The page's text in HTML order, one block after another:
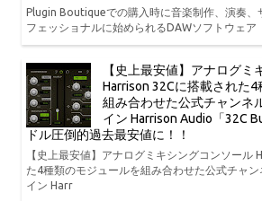
Plugin Boutiqueでの購入時に音楽制作、演奏、
フェッショナルに始められるDAWソフトウェ
【史上最安値】アナログミ
Harrison 32Cに搭載された
組み合わせた公式チャンネ
イン Harrison Audio「32C
ドル圧倒的過去最安値に！！
【史上最安値】アナログミキシングコンソール
た4種類のモジュールを組み合わせた公式チャ
イン Harr